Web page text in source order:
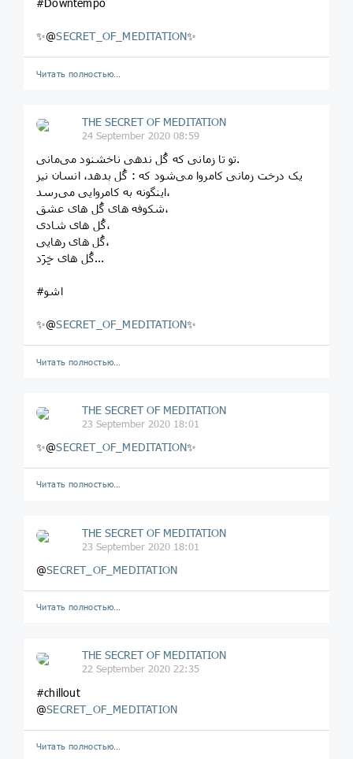
#Downtempo
✨@SECRET_OF_MEDITATION✨
Читать полностью…
THE SECRET OF MEDITATION
24 September 2020 08:59
تو تا زمانی که گُل ندهی ناخشنود می‌مانی.
یک درخت زمانی کامروا می‌شود که : گُل بدهد، انسان نیز
اینگونه به کامروایی می‌رسد،
شکوفه های گُل های عشق،
گُل های شادی،
گُل های رهایی،
گُل های خِرَد...
#اشو
✨@SECRET_OF_MEDITATION✨
Читать полностью…
THE SECRET OF MEDITATION
23 September 2020 18:01
✨@SECRET_OF_MEDITATION✨
Читать полностью…
THE SECRET OF MEDITATION
23 September 2020 18:01
@SECRET_OF_MEDITATION
Читать полностью…
THE SECRET OF MEDITATION
22 September 2020 22:35
#chillout
@SECRET_OF_MEDITATION
Читать полностью…